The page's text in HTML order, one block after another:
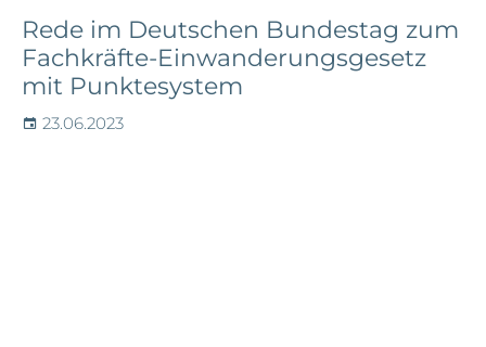
Rede im Deutschen Bundestag zum
Fachkräfte-Einwanderungsgesetz
mit Punktesystem
23.06.2023